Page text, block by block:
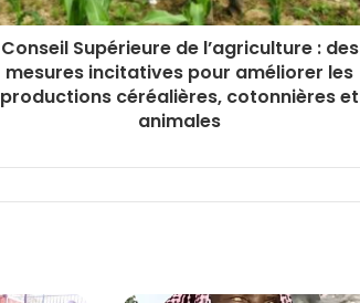
Conseil Supérieure de l’agriculture : des
mesures incitatives pour améliorer les
productions céréalières, cotonnières et
animales